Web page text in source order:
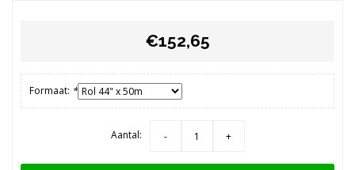
€152,65
Formaat: *
Aantal: - +